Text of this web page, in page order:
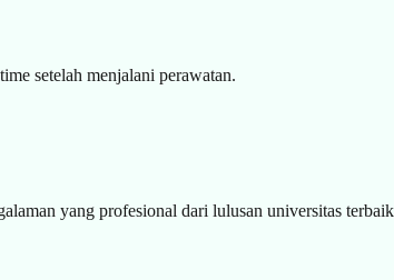
setelah menjalani perawatan.
yang profesional dari lulusan universitas